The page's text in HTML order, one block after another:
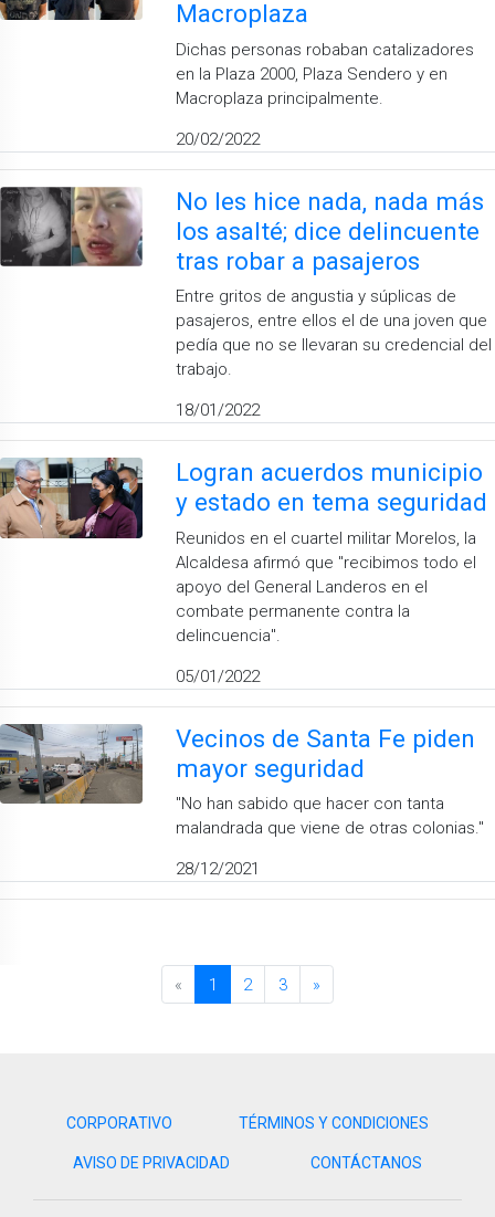
Macroplaza
Dichas personas robaban catalizadores
en la Plaza 2000, Plaza Sendero y en
Macroplaza principalmente.
20/02/2022
No les hice nada, nada más
los asalté; dice delincuente
tras robar a pasajeros
Entre gritos de angustia y súplicas de
pasajeros, entre ellos el de una joven que
pedía que no se llevaran su credencial del
trabajo.
18/01/2022
Logran acuerdos municipio
y estado en tema seguridad
Reunidos en el cuartel militar Morelos, la
Alcaldesa afirmó que "recibimos todo el
apoyo del General Landeros en el
combate permanente contra la
delincuencia".
05/01/2022
Vecinos de Santa Fe piden
mayor seguridad
''No han sabido que hacer con tanta
malandrada que viene de otras colonias.''
28/12/2021
« 1 2 3 »
CORPORATIVO TÉRMINOS Y CONDICIONES
AVISO DE PRIVACIDAD CONTÁCTANOS